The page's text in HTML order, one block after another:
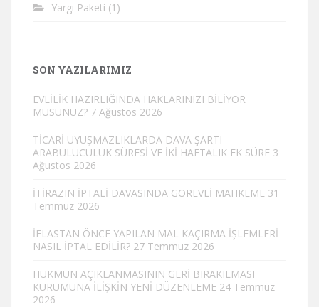
Yargı Paketi (1)
SON YAZILARIMIZ
EVLİLİK HAZIRLIĞINDA HAKLARINIZI BİLİYOR
MUSUNUZ? 7 Ağustos 2026
TİCARİ UYUŞMAZLIKLARDA DAVA ŞARTI
ARABULUCULUK SÜRESİ VE İKİ HAFTALIK EK SÜRE 3
Ağustos 2026
İTİRAZIN İPTALİ DAVASINDA GÖREVLİ MAHKEME 31
Temmuz 2026
İFLASTAN ÖNCE YAPILAN MAL KAÇIRMA İŞLEMLERİ
NASIL İPTAL EDİLİR? 27 Temmuz 2026
HÜKMÜN AÇIKLANMASININ GERİ BIRAKILMASI
KURUMUNA İLİŞKİN YENİ DÜZENLEME 24 Temmuz
2026